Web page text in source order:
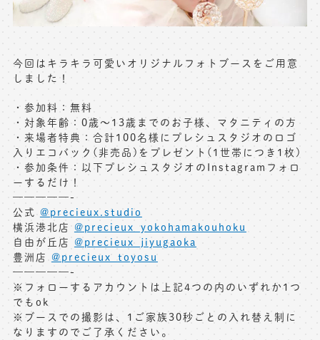
今回はキラキラ可愛いオリジナルフォトブースをご用意
しました！
・参加料：無料
・対象年齢：0歳～13歳までのお子様、マタニティの方
・来場者特典：合計100名様にプレシュスタジオのロゴ
入りエコバック(非売品)をプレゼント(1世帯につき1枚)
・参加条件：以下プレシュスタジオのInstagramフォロ
ーするだけ！
—————-
公式 @precieux.studio
横浜港北店 @precieux_yokohamakouhoku
自由が丘店 @precieux_jiyugaoka
豊洲店 @precieux_toyosu
—————-
※フォローするアカウントは上記4つの内のいずれか1つ
でもok
※ブースでの撮影は、1ご家族30秒ごとの入れ替え制に
なりますのでご了承ください。